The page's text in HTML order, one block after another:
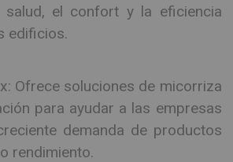
el confort y la eficiencia
edificios.
soluciones de micorriza
para ayudar a las empresas
demanda de productos
rendimiento.